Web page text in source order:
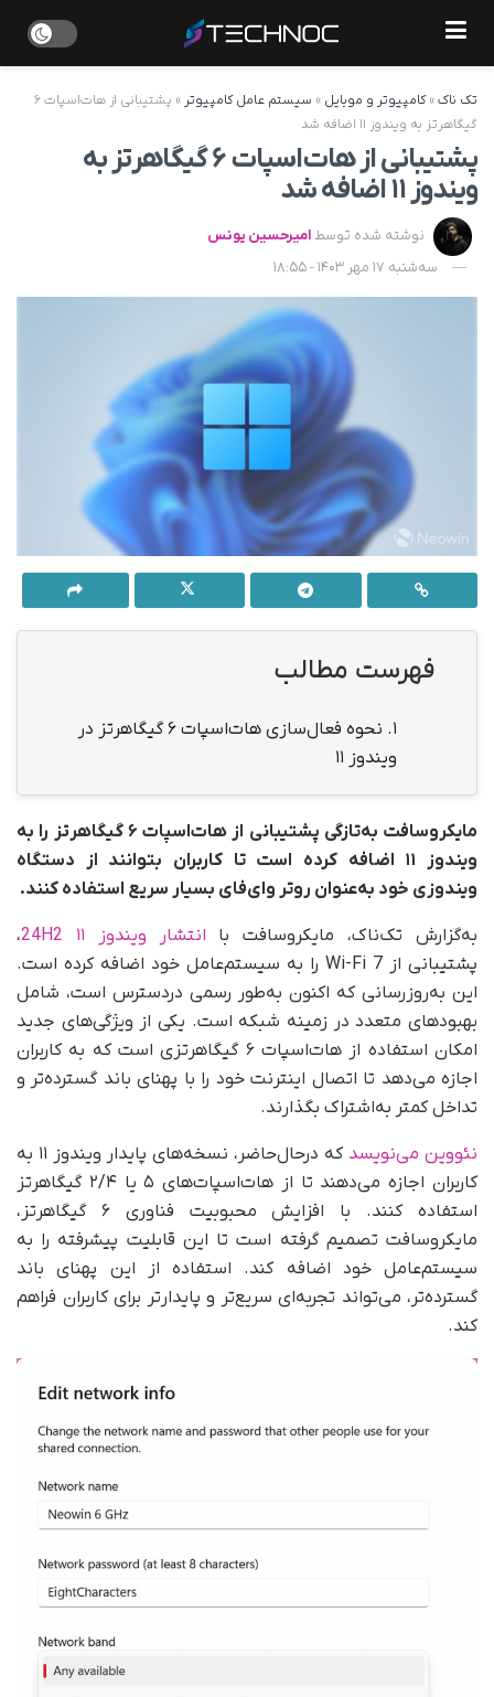
تک ناک»کامپیوتر و موبایل » سیستم عامل کامپیوتر »
پشتیبانی از هات‌اسپات ۶
گیگاهرتز به ویندوز ۱۱ اضافه شد
پشتیبانی از هات‌اسپات ۶ گیگاهرتز به
ویندوز ۱۱ اضافه شد
نوشته شده توسط امیرحسین یونس
سه‌شنبه 17 مهر 1403 - 18:55
فهرست مطالب
1.
نحوه فعال‌سازی هات‌اسپات ۶ گیگاهرتز در
ویندوز ۱۱
مایکروسافت به‌تازگی پشتیبانی از هات‌اسپات ۶ گیگاهرتز را به
ویندوز ۱۱ اضافه کرده است تا کاربران بتوانند از دستگاه
ویندوزی خود به‌عنوان روتر وای‌فای بسیار سریع استفاده کنند.
به‌گزارش تک‌ناک، مایکروسافت با انتشار ویندوز ۱۱ 24H2
،
پشتیبانی از Wi-Fi 7 را به سیستم‌عامل خود اضافه کرده است.
این به‌روزرسانی که اکنون به‌طور رسمی دردسترس است، شامل
بهبودهای متعدد در زمینه شبکه است. یکی از ویژگی‌های جدید
امکان استفاده از هات‌اسپات ۶ گیگاهرتزی است که به کاربران
اجازه می‌دهد تا اتصال اینترنت خود را با پهنای باند گسترده‌تر و
تداخل کمتر به‌اشتراک بگذارند.
نئووین می‌نویسد
که در‌حال‌حاضر، نسخه‌های پایدار ویندوز ۱۱ به
کاربران اجازه می‌دهند تا از هات‌اسپات‌های ۵ یا ۲/۴ گیگاهرتز
استفاده کنند. با افزایش محبوبیت فناوری ۶ گیگاهرتز،
مایکروسافت تصمیم گرفته است تا این قابلیت پیشرفته را به
سیستم‌عامل خود اضافه کند. استفاده از این پهنای باند
گسترده‌تر، می‌تواند تجربه‌ای سریع‌تر و پایدارتر برای کاربران فراهم
کند.